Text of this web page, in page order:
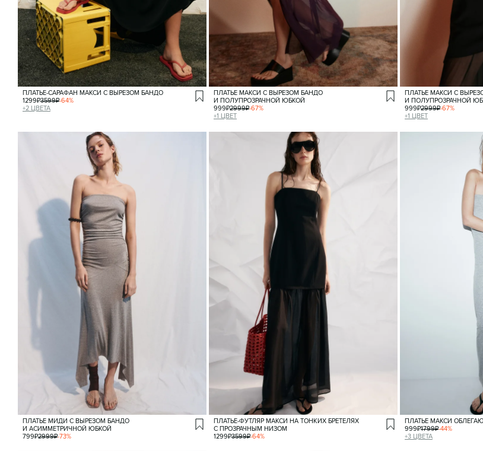
ПЛАТЬЕ-САРАФАН МАКСИ С ВЫРЕЗОМ БАНДО
1299₽3599₽-64%
+2 ЦВЕТА
ПЛАТЬЕ МАКСИ С ВЫРЕЗОМ БАНДО
И ПОЛУПРОЗРАЧНОЙ ЮБКОЙ
999₽2999₽-67%
+1 ЦВЕТ
ПЛАТЬЕ МАКСИ С
И ПОЛУПРОЗРАЧНОЙ
999₽2999₽-67%
+1 ЦВЕТ
ПЛАТЬЕ МИДИ С ВЫРЕЗОМ БАНДО
И АСИММЕТРИЧНОЙ ЮБКОЙ
799₽2999₽-73%
ПЛАТЬЕ-ФУТЛЯР МАКСИ НА ТОНКИХ БРЕТЕЛЯХ
С ПРОЗРАЧНЫМ НИЗОМ
1299₽3599₽-64%
ПЛАТЬЕ МАКСИ
999₽1799₽-44%
+3 ЦВЕТА